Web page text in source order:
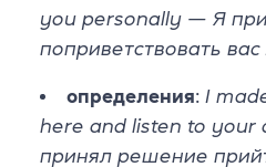
you personally — Я
поприветствовать
определения: I
here and listen to your
принял решение